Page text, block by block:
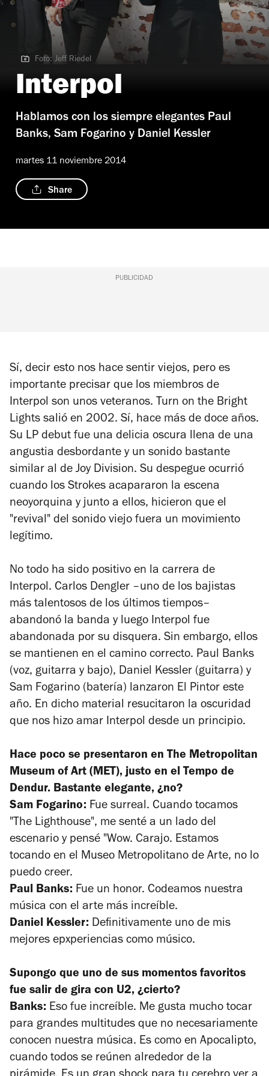
Foto: Jeff Riedel
Foto: Jeff Riedel
Interpol
Hablamos con los siempre elegantes Paul
Banks, Sam Fogarino y Daniel Kessler
martes 11 noviembre 2014
Share
PUBLICIDAD
Sí, decir esto nos hace sentir viejos, pero es
importante precisar que los miembros de
Interpol son unos veteranos. Turn on the Bright
Lights salió en 2002. Sí, hace más de doce años.
Su LP debut fue una delicia oscura llena de una
angustia desbordante y un sonido bastante
similar al de Joy Division. Su despegue ocurrió
cuando los Strokes acapararon la escena
neoyorquina y junto a ellos, hicieron que el
"revival" del sonido viejo fuera un movimiento
legítimo.
No todo ha sido positivo en la carrera de
Interpol. Carlos Dengler –uno de los bajistas
más talentosos de los últimos tiempos–
abandonó la banda y luego Interpol fue
abandonada por su disquera. Sin embargo, ellos
se mantienen en el camino correcto. Paul Banks
(voz, guitarra y bajo), Daniel Kessler (guitarra) y
Sam Fogarino (batería) lanzaron El Pintor este
año. En dicho material resucitaron la oscuridad
que nos hizo amar Interpol desde un principio.
Hace poco se presentaron en The Metropolitan
Museum of Art (MET), justo en el Tempo de
Dendur. Bastante elegante, ¿no?
Sam Fogarino: Fue surreal. Cuando tocamos
"The Lighthouse", me senté a un lado del
escenario y pensé "Wow. Carajo. Estamos
tocando en el Museo Metropolitano de Arte, no lo
puedo creer.
Paul Banks: Fue un honor. Codeamos nuestra
música con el arte más increíble.
Daniel Kessler: Definitivamente uno de mis
mejores epxperiencias como músico.
Supongo que uno de sus momentos favoritos
fue salir de gira con U2, ¿cierto?
Banks: Eso fue increíble. Me gusta mucho tocar
para grandes multitudes que no necesariamente
conocen nuestra música. Es como en Apocalipto,
cuando todos se reúnen alrededor de la